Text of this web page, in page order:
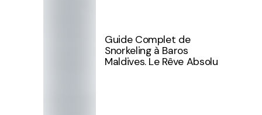
Guide Complet de
Snorkeling à Baros
Maldives. Le Rêve Absolu